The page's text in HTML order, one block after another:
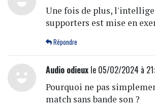
Une fois de plus,
supporters est mise en
Répondre
Audio odieuxle 05/02/2024 à
Pourquoi ne pas
match sans bande son ?